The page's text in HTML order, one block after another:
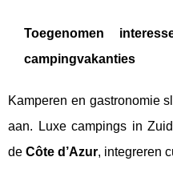
Toegenomen
campingvakanties
Kamperen en gastronomie
aan. Luxe campings in
deCôte d’Azur, integreren